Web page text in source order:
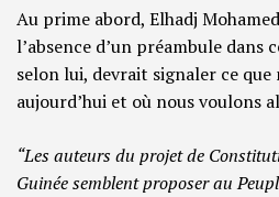
Au prime abord, Elhadj
l’absence d’un préambule dans
selon lui, devrait signaler ce que
aujourd’hui et où nous voulons
“Les auteurs du projet de
Guinée semblent proposer au